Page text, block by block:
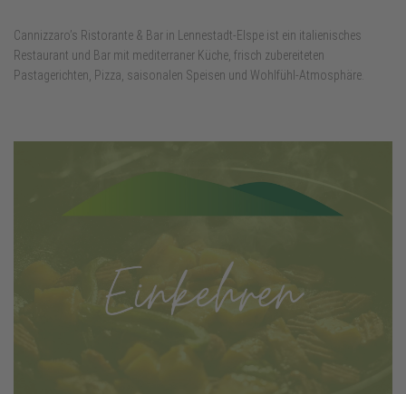
Cannizzaro’s Ristorante & Bar in Lennestadt‑Elspe ist ein italienisches
Restaurant und Bar mit mediterraner Küche, frisch zubereiteten
Pastagerichten, Pizza, saisonalen Speisen und Wohlfühl‑Atmosphäre.